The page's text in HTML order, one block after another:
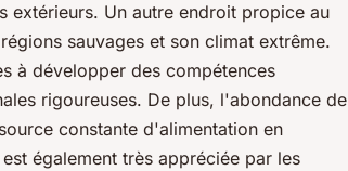
extérieurs. Un autre endroit propice au
sauvages et son climat extrême.
à développer des compétences
rigoureuses. De plus, l'abondance de
constante d'alimentation en
également très appréciée par les